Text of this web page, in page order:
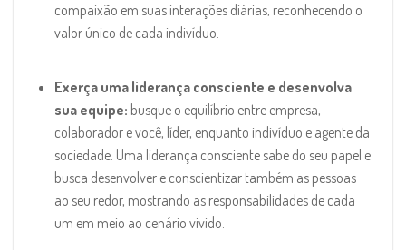
compaixão em suas interações diárias, reconhecendo o
valor único de cada indivíduo.
Exerça uma liderança consciente e desenvolva
sua equipe: busque o equilíbrio entre empresa,
colaborador e você, líder, enquanto indivíduo e agente da
sociedade. Uma liderança consciente sabe do seu papel e
busca desenvolver e conscientizar também as pessoas
ao seu redor, mostrando as responsabilidades de cada
um em meio ao cenário vivido.